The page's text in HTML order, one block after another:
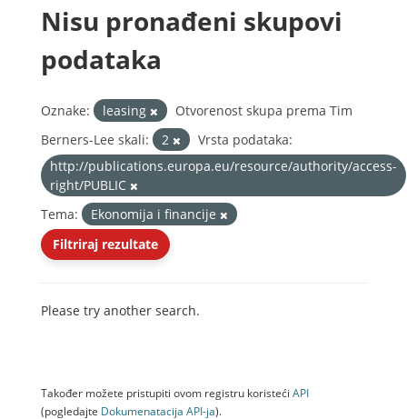
Nisu pronađeni skupovi
podataka
Oznake: leasing
Otvorenost skupa prema Tim
Berners-Lee skali:
2
Vrsta podataka:
http://publications.europa.eu/resource/authority/access-
right/PUBLIC
Tema:
Ekonomija i financije
Filtriraj rezultate
Please try another search.
Također možete pristupiti ovom registru koristeći API
(pogledajte Dokumenаtаcijа API-jа).